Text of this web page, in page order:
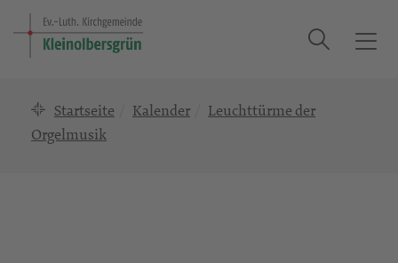
T
Suche
Startseite Kalender
Leuchttürme der
Orgelmusik